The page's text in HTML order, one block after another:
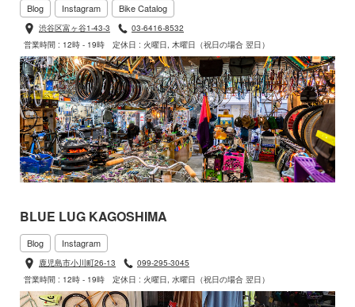
Blog Instagram Bike Catalog
渋谷区富ヶ谷1-43-3
03-6416-8532
営業時間 : 12時 - 19時
定休日 : 火曜日, 木曜日（祝日の場合 翌日）
BLUE LUG KAGOSHIMA
Blog Instagram
鹿児島市小川町26-13
099-295-3045
営業時間 : 12時 - 19時
定休日 : 火曜日, 水曜日（祝日の場合 翌日）